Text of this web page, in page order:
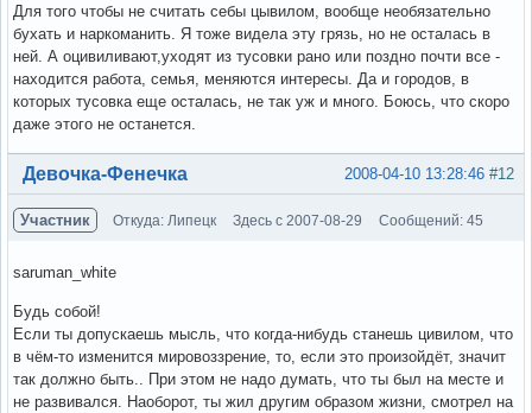
Для того чтобы не считать себы цывилом, вообще необязательно
бухать и наркоманить. Я тоже видела эту грязь, но не осталась в
ней. А оцивиливают,уходят из тусовки рано или поздно почти все -
находится работа, семья, меняются интересы. Да и городов, в
которых тусовка еще осталась, не так уж и много. Боюсь, что скоро
даже этого не останется.
Вне форума #12
2008-04-10 13:28:46
Девочка-Фенечка
Участник Откуда: Липецк Здесь с 2007-08-29 Сообщений: 45
saruman_white
Будь собой!
Если ты допускаешь мысль, что когда-нибудь станешь цивилом, что
в чём-то изменится мировоззрение, то, если это произойдёт, значит
так должно быть.. При этом не надо думать, что ты был на месте и
не развивался. Наоборот, ты жил другим образом жизни, смотрел на